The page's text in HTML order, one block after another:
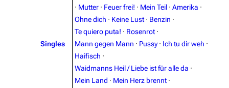
3.4K 12 290.4K
Navigation
Information
Singles
· Mutter · Feuer frei! · Mein Teil · Amerika ·
Ohne dich · Keine Lust · Benzin ·
Te quiero puta! · Rosenrot ·
Mann gegen Mann · Pussy · Ich tu dir weh ·
Haifisch ·
Waidmanns Heil / Liebe ist für alle da ·
Mein Land · Mein Herz brennt ·